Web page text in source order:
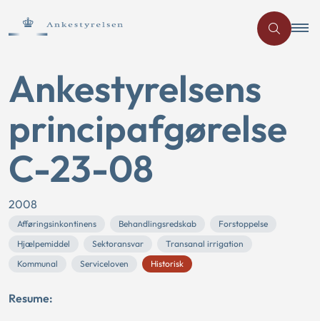
Ankestyrelsens
principafgørelse
C-23-08
2008
Afføringsinkontinens Behandlingsredskab
Forstoppelse
Hjælpemiddel
Sektoransvar
Transanal irrigation
Kommunal
Serviceloven Historisk
Resume: